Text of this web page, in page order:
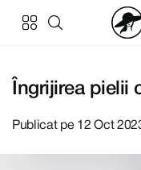
Îngrijirea pielii
Publicat pe 12 Oct